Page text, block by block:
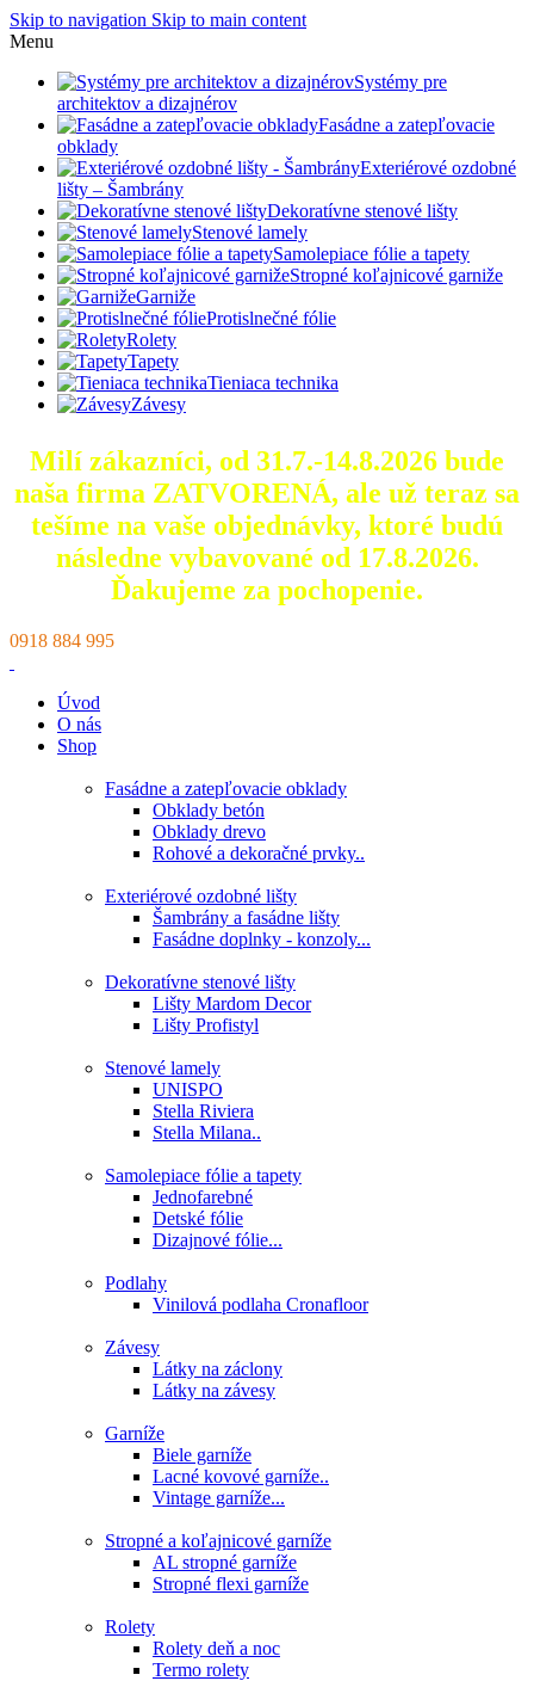
Skip to navigation Skip to main content
Menu
Systémy pre
architektov a dizajnérov
Fasádne a zatepľovacie
obklady
Exteriérové ozdobné
lišty – Šambrány
Dekoratívne stenové lišty
Stenové lamely
Samolepiace fólie a tapety
Stropné koľajnicové garniže
Garniže
Protislnečné fólie
Rolety
Tapety
Tieniaca technika
Závesy
Milí zákazníci, od 31.7.-14.8.2026 bude
naša firma ZATVORENÁ, ale už teraz sa
tešíme na vaše objednávky, ktoré budú
následne vybavované od 17.8.2026.
Ďakujeme za pochopenie.
0918 884 995
Úvod
O nás
Shop
Fasádne a zatepľovacie obklady
Obklady betón
Obklady drevo
Rohové a dekoračné prvky..
Exteriérové ozdobné lišty
Šambrány a fasádne lišty
Fasádne doplnky - konzoly...
Dekoratívne stenové lišty
Lišty Mardom Decor
Lišty Profistyl
Stenové lamely
UNISPO
Stella Riviera
Stella Milana..
Samolepiace fólie a tapety
Jednofarebné
Detské fólie
Dizajnové fólie...
Podlahy
Vinilová podlaha Cronafloor
Závesy
Látky na záclony
Látky na závesy
Garníže
Biele garníže
Lacné kovové garníže..
Vintage garníže...
Stropné a koľajnicové garníže
AL stropné garníže
Stropné flexi garníže
Rolety
Rolety deň a noc
Termo rolety